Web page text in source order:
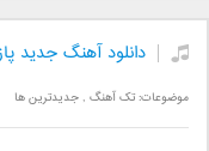
دانلود آهنگ جدید
موضوعات:تک آهنگ ,جدیدترین ها